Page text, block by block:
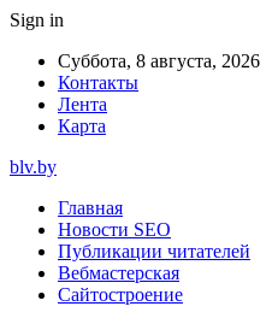
Sign in
Суббота, 8 августа, 2026
Контакты
Лента
Карта
blv.by
Главная
Новости SEO
Публикации читателей
Вебмастерская
Сайтостроение